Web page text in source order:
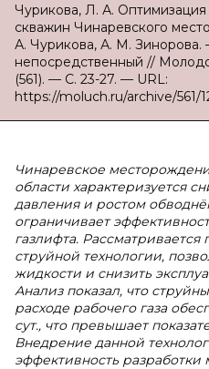
Чурикова, Л. А. Оптимизация
скважин Чинаревского
А. Чурикова, А. М. Зинорова.
непосредственный //
(561). — С. 23-27. — URL:
https://moluch.ru/archive/561/
Чинаревское
области характеризуется
давления и ростом
ограничивает
газлифта.
струйной технологии,
жидкости и снизить
Анализ показал, что
расходе рабочего газа
сут., что превышает
Внедрение данной
эффективность